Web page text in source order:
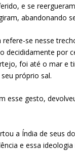
e se
abandonando
refere-se nesse
decididamente por
foi até o mar e
próprio sal.
esse gesto,
a Índia de seus
e essa